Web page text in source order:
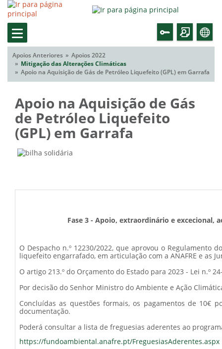
Apoios Anteriores
Apoios 2022
Mitigação das Alterações Climáticas
Apoio na Aquisição de Gás de Petróleo Liquefeito (GPL) em Garrafa
Apoio na Aquisição de Gás
de Petróleo Liquefeito
(GPL) em Garrafa
Fase 3 - Apoio, extraordinário e excecional,
O Despacho n.º 12230/2022, que aprovou o
liquefeito engarrafado, em articulação com a ANAFRE e as
O artigo 213.º do Orçamento do Estado para 2023 - Lei n.º
Por decisão do Senhor Ministro do Ambiente e Ação
Concluídas as questões formais, os pagamentos de 10€
documentação.
Poderá consultar a lista de freguesias aderentes ao
https://fundoambiental.anafre.pt/FreguesiasAderentes.aspx